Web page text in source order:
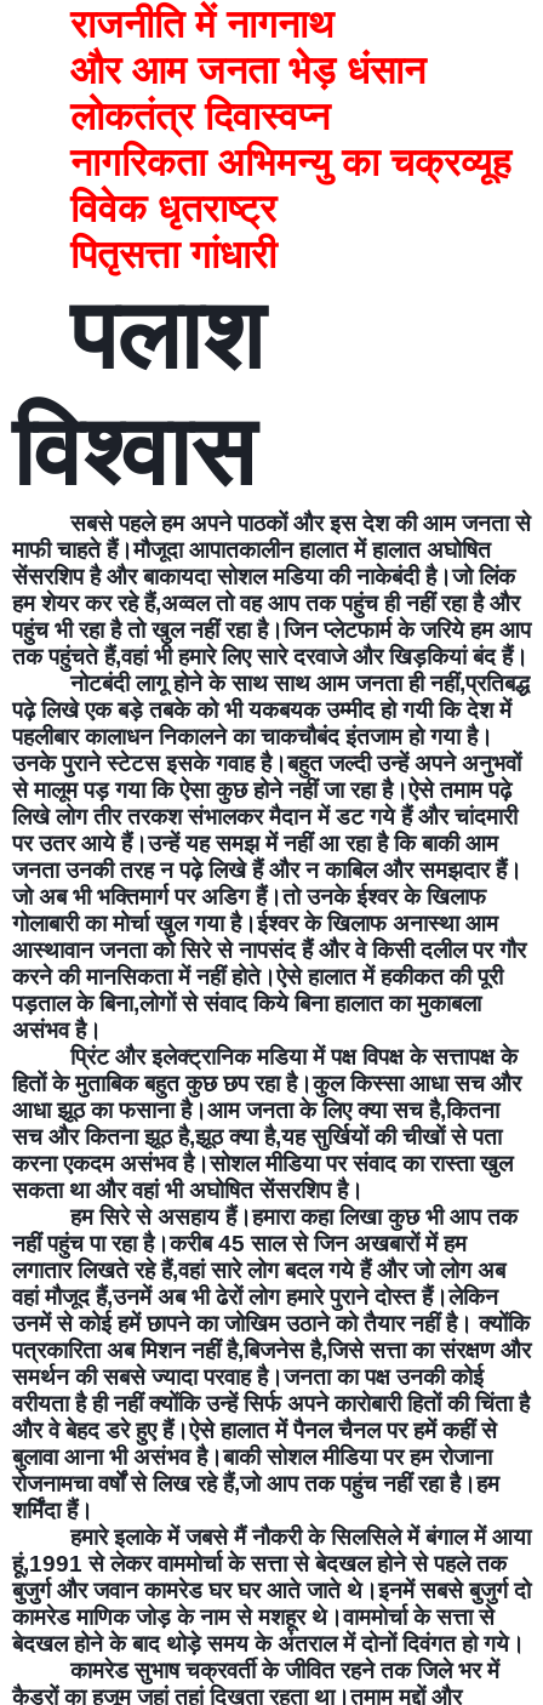
राजनीति में नागनाथ
और आम जनता भेड़ धंसान
लोकतंत्र दिवास्वप्न
नागरिकता अभिमन्यु का चक्रव्यूह
विवेक धृतराष्ट्र
पितृसत्ता गांधारी
पलाश
विश्वास
सबसे पहले हम अपने पाठकों और इस देश की आम जनता से
माफी चाहते हैं।मौजूदा आपातकालीन हालात में हालात अघोषित
सेंसरशिप है और बाकायदा सोशल मडिया की नाकेबंदी है।जो लिंक
हम शेयर कर रहे हैं,अव्वल तो वह आप तक पहुंच ही नहीं रहा है और
पहुंच भी रहा है तो खुल नहीं रहा है।जिन प्लेटफार्म के जरिये हम आप
तक पहुंचते हैं,वहां भी हमारे लिए सारे दरवाजे और खिड़कियां बंद हैं।
नोटबंदी लागू होने के साथ साथ आम जनता ही नहीं,प्रतिबद्ध
पढ़े लिखे एक बड़े तबके को भी यकबयक उम्मीद हो गयी कि देश में
पहलीबार कालाधन निकालने का चाकचौबंद इंतजाम हो गया है।
उनके पुराने स्टेटस इसके गवाह है।बहुत जल्दी उन्हें अपने अनुभवों
से मालूम पड़ गया कि ऐसा कुछ होने नहीं जा रहा है।ऐसे तमाम पढ़े
लिखे लोग तीर तरकश संभालकर मैदान में डट गये हैं और चांदमारी
पर उतर आये हैं।उन्हें यह समझ में नहीं आ रहा है कि बाकी आम
जनता उनकी तरह न पढ़े लिखे हैं और न काबिल और समझदार हैं।
जो अब भी भक्तिमार्ग पर अडिग हैं।तो उनके ईश्वर के खिलाफ
गोलाबारी का मोर्चा खुल गया है।ईश्वर के खिलाफ अनास्था आम
आस्थावान जनता को सिरे से नापसंद हैं और वे किसी दलील पर गौर
करने की मानसिकता में नहीं होते।ऐसे हालात में हकीकत की पूरी
पड़ताल के बिना,लोगों से संवाद किये बिना हालात का मुकाबला
असंभव है।
प्रिंट और इलेक्ट्रानिक मडिया में पक्ष विपक्ष के सत्तापक्ष के
हितों के मुताबिक बहुत कुछ छप रहा है।कुल किस्सा आधा सच और
आधा झूठ का फसाना है।आम जनता के लिए क्या सच है,कितना
सच और कितना झूठ है,झूठ क्या है,यह सुर्खियों की चीखों से पता
करना एकदम असंभव है।सोशल मीडिया पर संवाद का रास्ता खुल
सकता था और वहां भी अघोषित सेंसरशिप है।
हम सिरे से असहाय हैं।हमारा कहा लिखा कुछ भी आप तक
नहीं पहुंच पा रहा है।करीब 45 साल से जिन अखबारों में हम
लगातार लिखते रहे हैं,वहां सारे लोग बदल गये हैं और जो लोग अब
वहां मौजूद हैं,उनमें अब भी ढेरों लोग हमारे पुराने दोस्त हैं।लेकिन
उनमें से कोई हमें छापने का जोखिम उठाने को तैयार नहीं है। क्योंकि
पत्रकारिता अब मिशन नहीं है,बिजनेस है,जिसे सत्ता का संरक्षण और
समर्थन की सबसे ज्यादा परवाह है।जनता का पक्ष उनकी कोई
वरीयता है ही नहीं क्योंकि उन्हें सिर्फ अपने कारोबारी हितों की चिंता है
और वे बेहद डरे हुए हैं।ऐसे हालात में पैनल चैनल पर हमें कहीं से
बुलावा आना भी असंभव है।बाकी सोशल मीडिया पर हम रोजाना
रोजनामचा वर्षों से लिख रहे हैं,जो आप तक पहुंच नहीं रहा है।हम
शर्मिंदा हैं।
हमारे इलाके में जबसे मैं नौकरी के सिलसिले में बंगाल में आया
हूं,1991 से लेकर वाममोर्चा के सत्ता से बेदखल होने से पहले तक
बुजुर्ग और जवान कामरेड घर घर आते जाते थे।इनमें सबसे बुजुर्ग दो
कामरेड माणिक जोड़ के नाम से मशहूर थे।वाममोर्चा के सत्ता से
बेदखल होने के बाद थोड़े समय के अंतराल में दोनों दिवंगत हो गये।
कामरेड सुभाष चक्रवर्ती के जीवित रहने तक जिले भर में
कैडरों का हुजूम जहां तहां दिखता रहता था।तमाम मुद्दों और